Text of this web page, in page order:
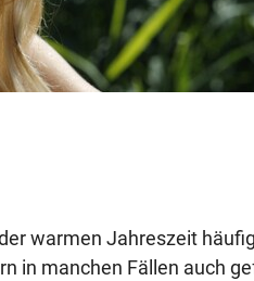
warmen Jahreszeit
in manchen Fällen auch